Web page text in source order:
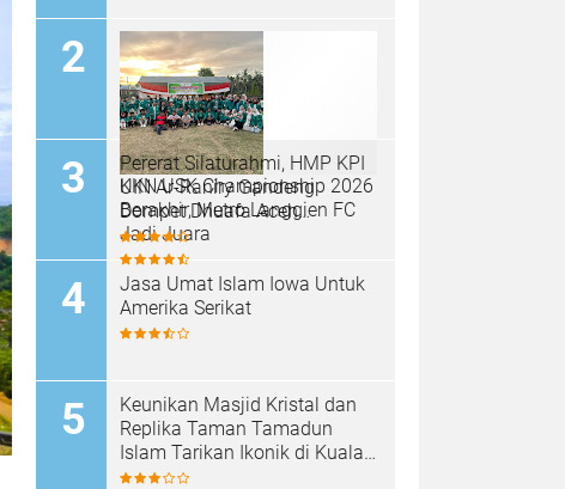
KKN USK Championship 2026
Berakhir, Metro Langgien FC
Jadi Juara
Pererat Silaturahmi, HMP KPI
UIN Ar-Raniry Gandeng
Dompet Dhuafa Aceh
Sukseskan Communication
Care VI
Jasa Umat Islam Iowa Untuk
Amerika Serikat
Keunikan Masjid Kristal dan
Replika Taman Tamadun
Islam Tarikan Ikonik di Kuala
Terengganu, Malaysia